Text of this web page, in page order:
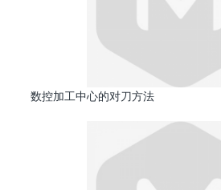
数控加工中心的对刀方法